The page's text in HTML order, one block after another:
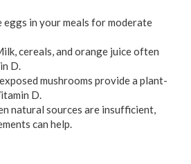
eggs in your meals for moderate
cereals, and orange juice often
D.
mushrooms provide a plant-
D.
natural sources are insufficient,
can help.